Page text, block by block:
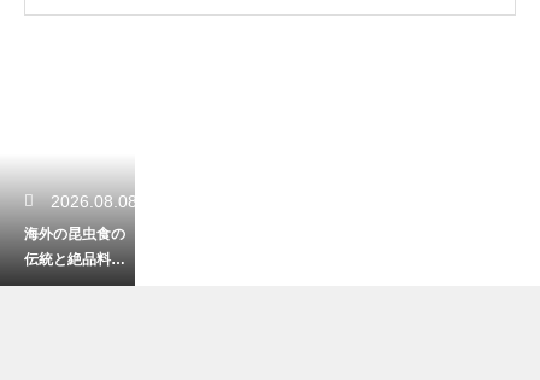
2026.08.08
海外の昆虫食の
伝統と絶品料理
の魅力とは？世